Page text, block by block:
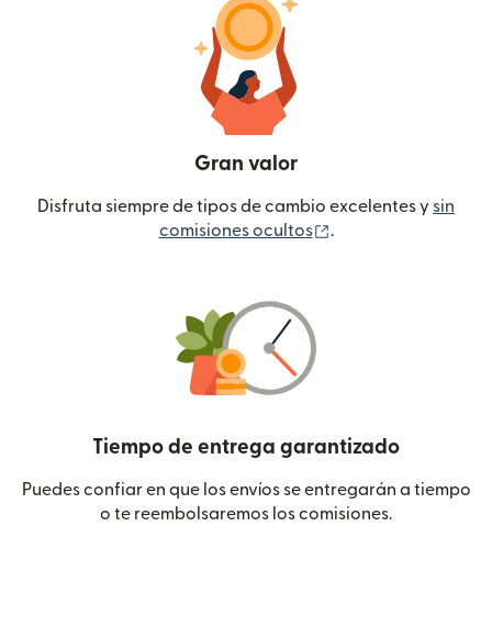
Gran valor
Disfruta siempre de tipos de cambio excelentes y sin
comisiones ocultos
.
Tiempo de entrega garantizado
Puedes confiar en que los envíos se entregarán a tiempo
o te reembolsaremos los comisiones.